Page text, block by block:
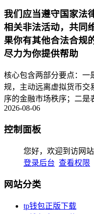
我们应当遵守国家法
相关非法活动，共同
果你有其他合法合规
尽力为你提供帮助
核心包含两部分要点：一
规，主动远离虚拟货币交
序的金融市场秩序；二是
2026-08-06
控制面板
您好，欢迎到访网站
登录后台 查看权限
网站分类
tp钱包正版下载